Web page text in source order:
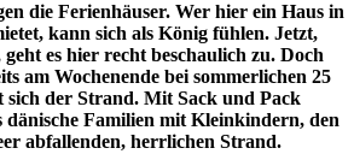
die Ferienhäuser. Wer hier ein Haus in
kann sich als König fühlen. Jetzt,
es hier recht beschaulich zu. Doch
am Wochenende bei sommerlichen 25
der Strand. Mit Sack und Pack
dänische Familien mit Kleinkindern, den
abfallenden, herrlichen Strand.